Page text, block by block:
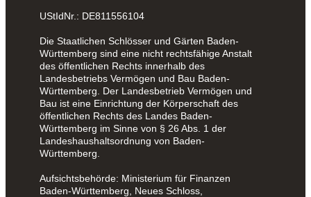
UStIdNr.: DE811556104
Die Staatlichen Schlösser und Gärten Baden-
Württemberg sind eine nicht rechtsfähige Anstalt
des öffentlichen Rechts innerhalb des
Landesbetriebs Vermögen und Bau Baden-
Württemberg. Der Landesbetrieb Vermögen und
Bau ist eine Einrichtung der Körperschaft des
öffentlichen Rechts des Landes Baden-
Württemberg im Sinne von § 26 Abs. 1 der
Landeshaushaltsordnung von Baden-
Württemberg.
Aufsichtsbehörde: Ministerium für Finanzen
Baden-Württemberg, Neues Schloss,